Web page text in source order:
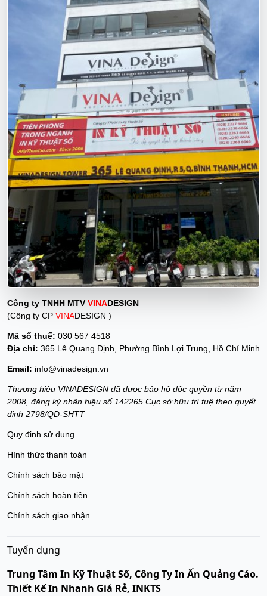
Công ty TNHH MTVVINADESIGN
(Công ty CP VINADESIGN )
Mã số thuế: 030 567 4518
Địa chỉ: 365 Lê Quang Định, Phường Bình Lợi Trung, Hồ Chí Minh
Email: info@vinadesign.vn
Thương hiệu VINADESIGN đã được bảo hộ độc quyền từ năm
2008, đăng ký nhãn hiệu số 142265 Cục sở hữu trí tuệ theo quyết
định 2798/QD-SHTT
Quy định sử dụng
Hình thức thanh toán
Chính sách bảo mật
Chính sách hoàn tiền
Chính sách giao nhận
Tuyển dụng
Trung Tâm In Kỹ Thuật Số, Công Ty In Ấn Quảng Cáo.
Thiết Kế In Nhanh Giá Rẻ, INKTS